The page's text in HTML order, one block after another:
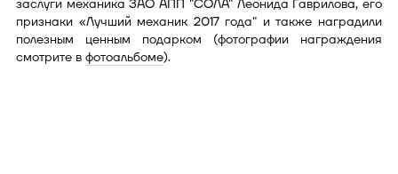
заслуги механика ЗАО АПП "СОЛА" Леонида Гаврилова, его
признаки «Лучший механик 2017 года" и также наградили
полезным ценным подарком (фотографии награждения
смотрите в фотоальбоме).